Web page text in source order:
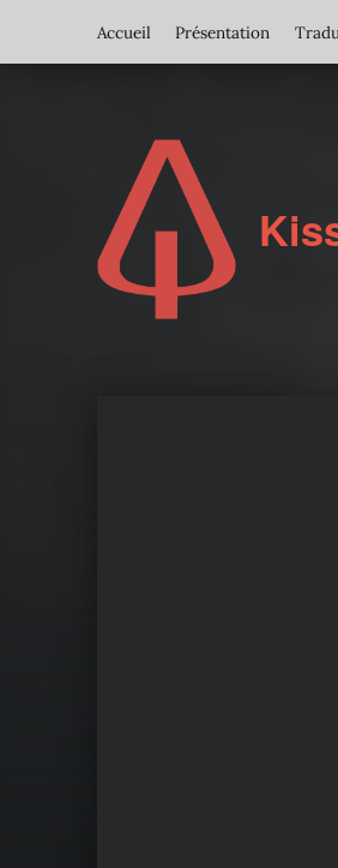
Accueil
Présentation